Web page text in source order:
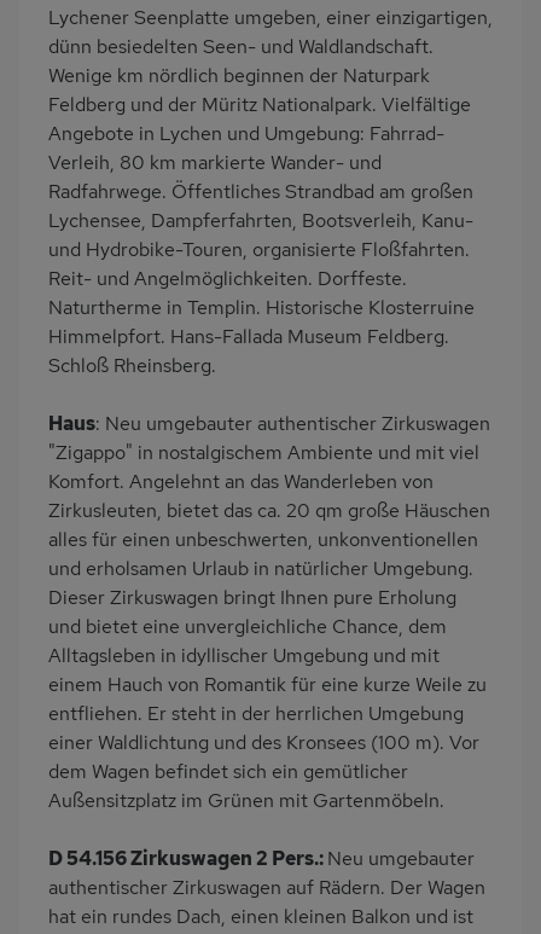
Kaffeemaschine
Nah an See
am Waldrand
Bettwäsche mietbar
Handtücher mietbar
Lychener Seenplatte umgeben, einer einzigartigen,
dünn besiedelten Seen- und Waldlandschaft.
Wenige km nördlich beginnen der Naturpark
Feldberg und der Müritz Nationalpark. Vielfältige
Angebote in Lychen und Umgebung: Fahrrad-
Verleih, 80 km markierte Wander- und
Radfahrwege. Öffentliches Strandbad am großen
Lychensee, Dampferfahrten, Bootsverleih, Kanu-
und Hydrobike-Touren, organisierte Floßfahrten.
Reit- und Angelmöglichkeiten. Dorffeste.
Naturtherme in Templin. Historische Klosterruine
Himmelpfort. Hans-Fallada Museum Feldberg.
Schloß Rheinsberg.
Haus: Neu umgebauter authentischer Zirkuswagen
"Zigappo" in nostalgischem Ambiente und mit viel
Komfort. Angelehnt an das Wanderleben von
Zirkusleuten, bietet das ca. 20 qm große Häuschen
alles für einen unbeschwerten, unkonventionellen
und erholsamen Urlaub in natürlicher Umgebung.
Dieser Zirkuswagen bringt Ihnen pure Erholung
und bietet eine unvergleichliche Chance, dem
Alltagsleben in idyllischer Umgebung und mit
einem Hauch von Romantik für eine kurze Weile zu
entfliehen. Er steht in der herrlichen Umgebung
einer Waldlichtung und des Kronsees (100 m). Vor
dem Wagen befindet sich ein gemütlicher
Außensitzplatz im Grünen mit Gartenmöbeln.
D 54.156 Zirkuswagen 2 Pers.:Neu umgebauter
authentischer Zirkuswagen auf Rädern. Der Wagen
hat ein rundes Dach, einen kleinen Balkon und ist